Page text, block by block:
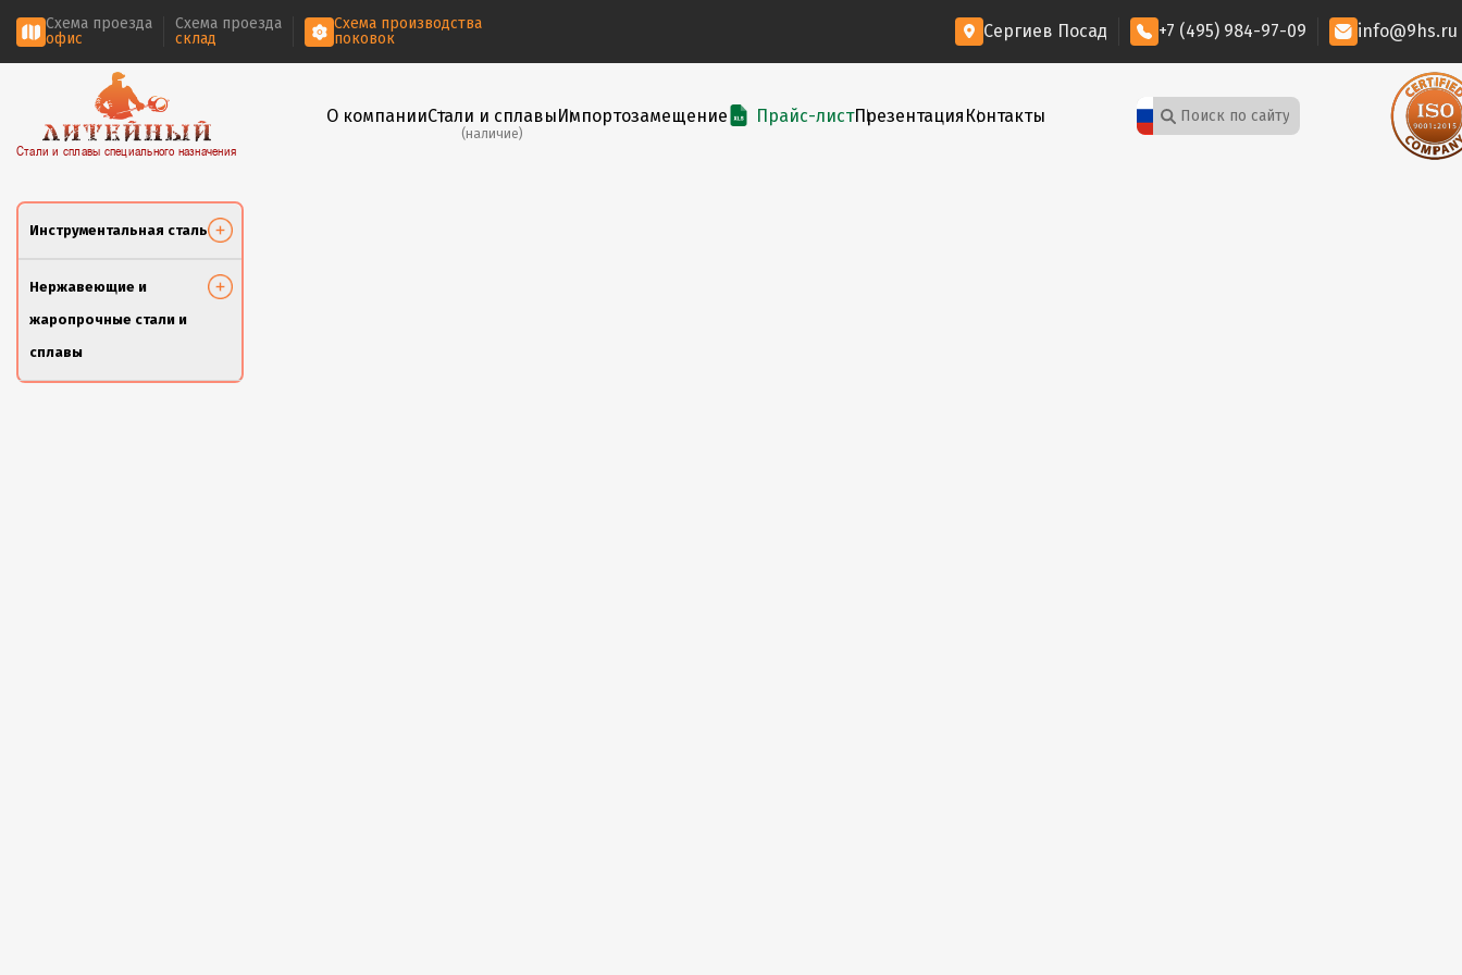
Схема проезда
офис
Схема проезда
склад
Схема производства
поковок
Сергиев Посад +7 (495) 984-97-09 info@9hs.ru
Стали и сплавы специального назначения
О компанииСтали и сплавы
(наличие)
Импортозамещение Прайс-листПрезентация Контакты
Инструментальная сталь
Нержавеющие и
жаропрочные стали и
сплавы